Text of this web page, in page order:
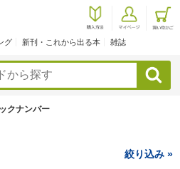
グ 新刊・これから出る本 雑誌
検索
クナンバー
絞り込み »